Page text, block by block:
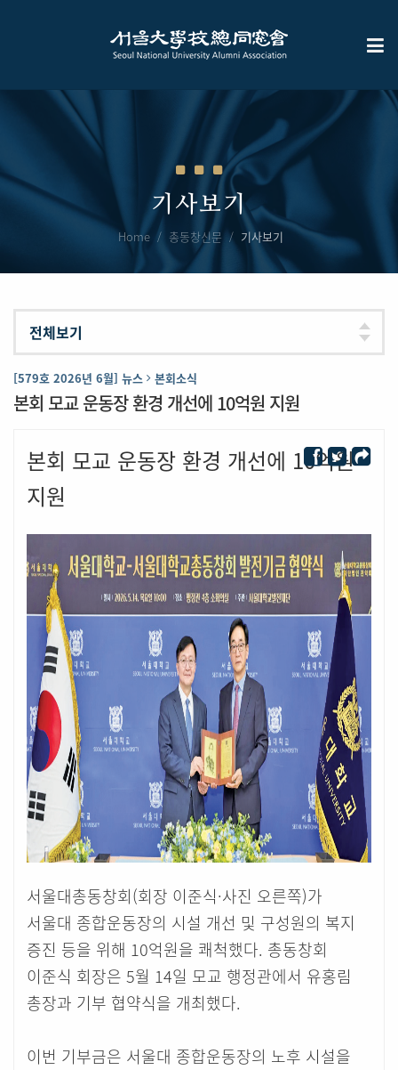
기사보기
Home 총동창신문 기사보기
[579호 2026년 6월] 뉴스 본회소식
본회 모교 운동장 환경 개선에 10억원 지원
본회 모교 운동장 환경 개선에 10억원
지원
서울대총동창회(회장 이준식·사진 오른쪽)가
서울대 종합운동장의 시설 개선 및 구성원의 복지
증진 등을 위해 10억원을 쾌척했다. 총동창회
이준식 회장은 5월 14일 모교 행정관에서 유홍림
총장과 기부 협약식을 개최했다.
이번 기부금은 서울대 종합운동장의 노후 시설을